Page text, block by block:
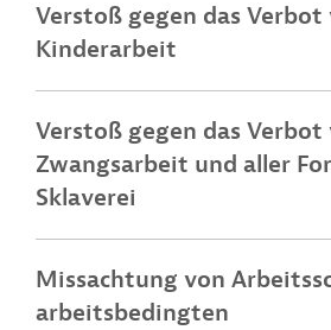
Verstoß gegen das Verbot
Kinderarbeit
Verstoß gegen das Verbot
Zwangsarbeit und aller
Sklaverei
Missachtung von
arbeitsbedingten